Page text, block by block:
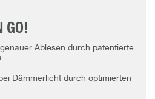
GO!
Ablesen durch patentierte
Dämmerlicht durch optimierten